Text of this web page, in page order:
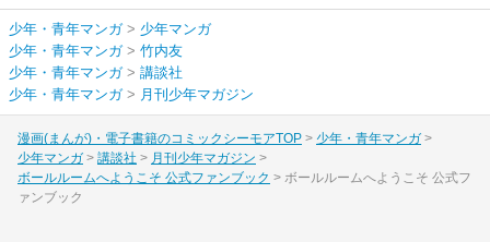
少年・青年マンガ> 少年マンガ
少年・青年マンガ> 竹内友
少年・青年マンガ> 講談社
少年・青年マンガ> 月刊少年マガジン
漫画(まんが)・電子書籍のコミックシーモアTOP
少年・青年マンガ
少年マンガ
講談社
月刊少年マガジン
ボールルームへようこそ 公式ファンブック
ボールルームへようこそ 公式フ
ァンブック